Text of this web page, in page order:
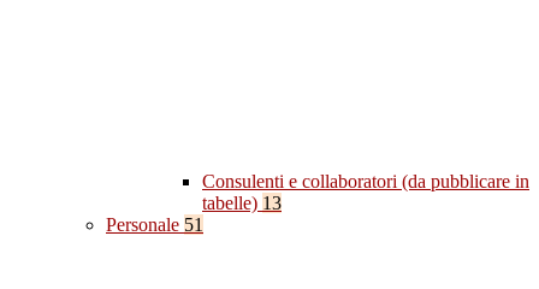
Consulenti e collaboratori (da pubblicare in
tabelle) 13
Personale 51